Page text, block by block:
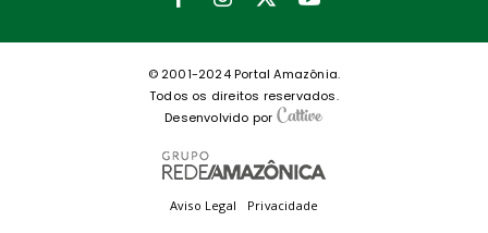
© 2001-2024 Portal Amazônia.
Todos os direitos reservados.
Desenvolvido por
Aviso Legal Privacidade